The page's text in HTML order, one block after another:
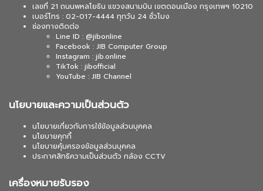
เลขที่ 21 ถนนพหลโยธิน แขวงสนามบิน เขตดอนเมือง กรุงเทพฯ 10210
เบอร์โทร : 02-017-4444 ทุกวัน 24 ชั่วโมง
ช่องทางติดต่อ
Line ID : @jibonline
Facebook : JIB Computer Group
Instagram : jib.online
TikTok : jibofficial
YouTube : JIB Channel
นโยบายและความเป็นส่วนตัว
นโยบายเกี่ยวกับการใช้ข้อมูลส่วนบุคคล
นโยบายคุกกี้
นโยบายคุ้มครองข้อมูลส่วนบุคคล
ประกาศสิทธิความเป็นส่วนตัว กล้อง CCTV
เครื่องหมายรับรอง